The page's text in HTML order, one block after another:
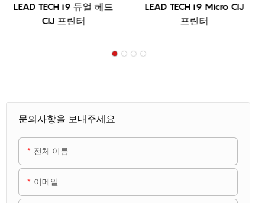
LEAD TECH i9 듀얼 헤드
CIJ 프린터
LEAD TECH i9 Micro CIJ
프린터
문의사항을 보내주세요
전체 이름
이메일